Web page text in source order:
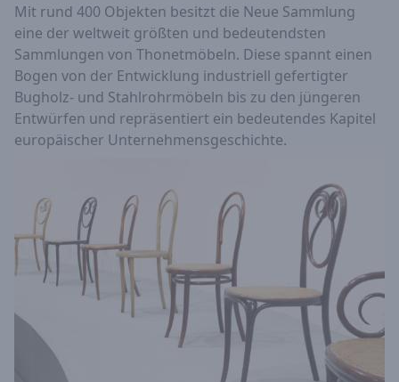
Mit rund 400 Objekten besitzt die Neue Sammlung
eine der weltweit größten und bedeutendsten
Sammlungen von Thonetmöbeln. Diese spannt einen
Bogen von der Entwicklung industriell gefertigter
Bugholz- und Stahlrohrmöbeln bis zu den jüngeren
Entwürfen und repräsentiert ein bedeutendes Kapitel
europäischer Unternehmensgeschichte.